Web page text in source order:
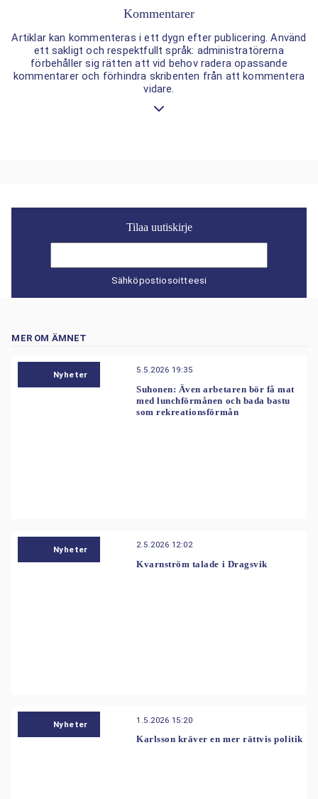
Kommentarer
Artiklar kan kommenteras i ett dygn efter publicering. Använd
ett sakligt och respektfullt språk: administratörerna
förbehåller sig rätten att vid behov radera opassande
kommentarer och förhindra skribenten från att kommentera
vidare.
Tilaa uutiskirje
Sähköpostiosoitteesi
MER OM ÄMNET
Nyheter 5.5.2026 19:35
Suhonen: Även arbetaren bör få mat
med lunchförmånen och bada bastu
som rekreationsförmån
Nyheter 2.5.2026 12:02
Kvarnström talade i Dragsvik
Nyheter 1.5.2026 15:20
Karlsson kräver en mer rättvis politik